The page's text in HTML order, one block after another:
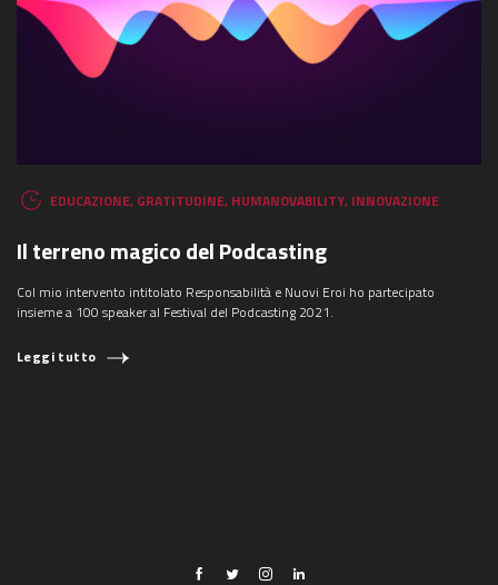
EDUCAZIONE, GRATITUDINE, HUMANOVABILITY, INNOVAZIONE
Il terreno magico del Podcasting
Col mio intervento intitolato Responsabilità e Nuovi Eroi ho partecipato
insieme a 100 speaker al Festival del Podcasting 2021.
Leggi tutto